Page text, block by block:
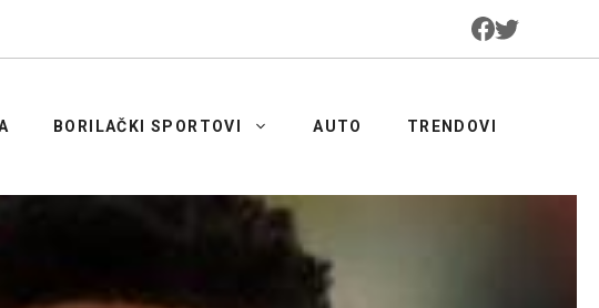
BORILAČKI SPORTOVI AUTO TRENDOVI